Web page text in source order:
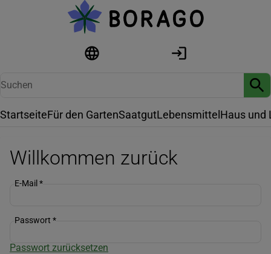
StartseiteFür den GartenSaatgutLebensmittel Haus und
Willkommen zurück
E-Mail *
Passwort *
Passwort zurücksetzen